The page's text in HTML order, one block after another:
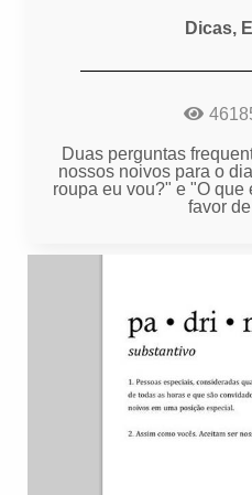
Dicas,
Duas perguntas
nossos noivos para o
roupa eu vou?" e "O
favor